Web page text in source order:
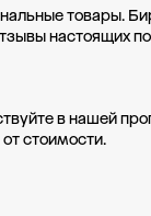
товары.
настоящих
в нашей
стоимости.